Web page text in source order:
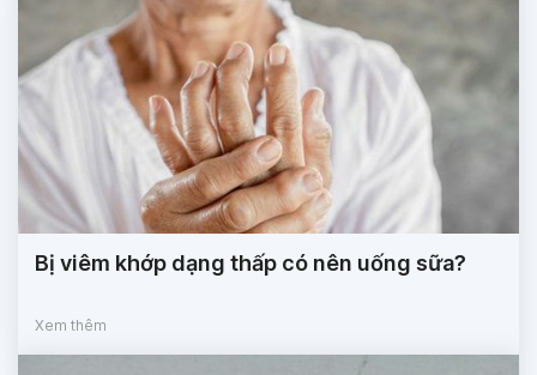
Bị viêm khớp dạng thấp có nên uống sữa?
Xem thêm